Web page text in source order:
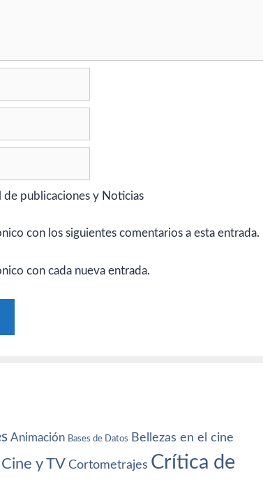
de publicaciones y Noticias
con los siguientes comentarios a esta entrada.
con cada nueva entrada.
Animación Bases de Datos Bellezas en el cine
Cine y TV Cortometrajes Crítica de